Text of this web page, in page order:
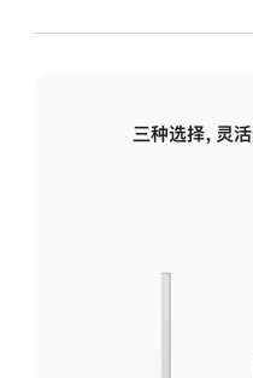
三种选择，灵